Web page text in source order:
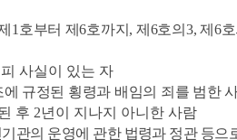
1 호부터 제6호까지 , 제 6호의 3,제 6
사실이 있는 자
에 규정된 횡령과 배임의 죄를 범한
후 2년이 지나지 아니한 사람
관의 운영에 관한 법령과 정관 등으